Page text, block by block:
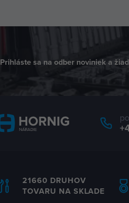
Prihláste sa na odber noviniek a
21660 DRUHOV
TOVARU NA SKLADE